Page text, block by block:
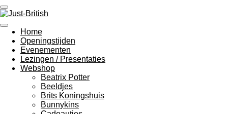
Ga
direct
naar
de
hoofdinhoud
Home
Openingstijden
Evenementen
Lezingen / Presentaties
Webshop
Beatrix Potter
Beeldjes
Brits Koningshuis
Bunnykins